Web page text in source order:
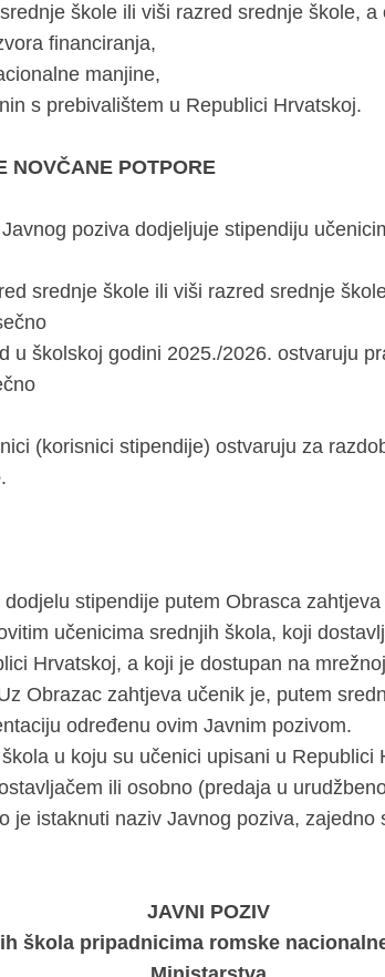
škole ili viši razred srednje škole,
financiranja,
manjine,
s prebivalištem u Republici Hrvatskoj.
NOVČANE POTPORE
poziva dodjeljuje stipendiju
srednje škole ili viši razred srednje
u školskoj godini 2025./2026. ostvaruju
(korisnici stipendije) ostvaruju za
.
stipendije putem Obrasca
učenicima srednjih škola, koji
Hrvatskoj, a koji je dostupan na
Obrazac zahtjeva učenik je, putem
određenu ovim Javnim pozivom.
u koju su učenici upisani u Republici
ili osobno (predaja u
je istaknuti naziv Javnog poziva, zajedno
JAVNI POZIV
škola pripadnicima romske